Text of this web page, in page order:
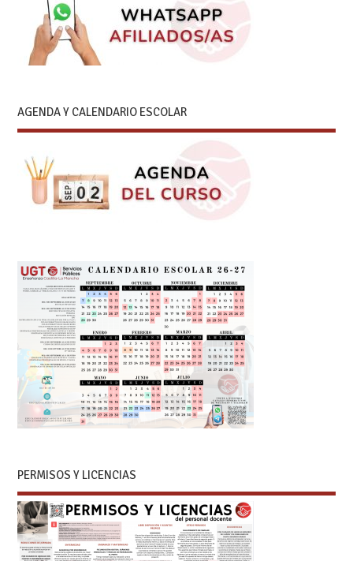
AGENDA Y CALENDARIO ESCOLAR
PERMISOS Y LICENCIAS